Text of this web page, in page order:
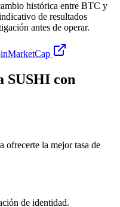
histórica entre BTC y
de resultados
antes de operar.
SUSHI con
ofrecerte la mejor tasa de
de identidad.